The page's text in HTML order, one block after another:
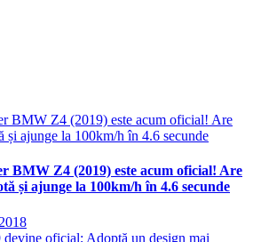
BMW Z4 (2019) este acum oficial! Are
și ajunge la 100km/h în 4.6 secunde